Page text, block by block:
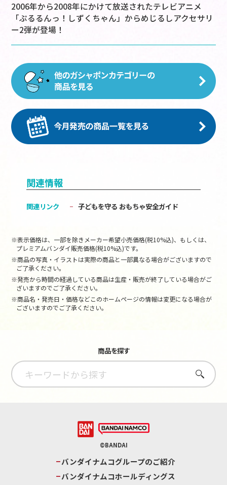
2006年から2008年にかけて放送されたテレビアニメ
「ぷるるんっ！しずくちゃん」からめじるしアクセサリ
ー2弾が登場！
関連情報
関連リンク 子どもを守る おもちゃ安全ガイド
※表示価格は、一部を除きメーカー希望小売価格(税10%込)、もしくは、
プレミアムバンダイ販売価格(税10%込)です。
※商品の写真・イラストは実際の商品と一部異なる場合がございますので
ご了承ください。
※発売から時間の経過している商品は生産・販売が終了している場合がご
ざいますのでご了承ください。
※商品名・発売日・価格などこのホームページの情報は変更になる場合が
ございますのでご了承ください。
商品を探す
さがす
©BANDAI
バンダイナムコグループのご紹介
バンダイナムコホールディングス